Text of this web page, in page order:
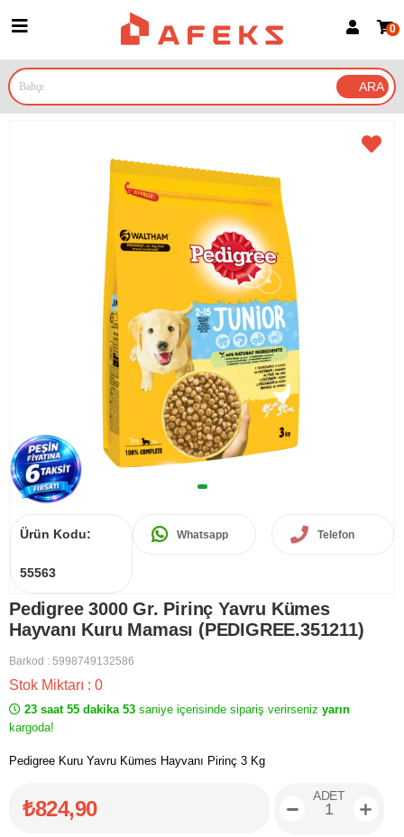
Google İle Bağlan
0
Ürün Kodu:
55563
Whatsapp Telefon
Pedigree 3000 Gr. Pirinç Yavru Kümes
Hayvanı Kuru Maması (PEDIGREE.351211)
Barkod : 5998749132586
Stok Miktarı : 0
23 saat 55 dakika 53 saniye içerisinde sipariş verirseniz yarın
kargoda!
Pedigree Kuru Yavru Kümes Hayvanı Pirinç 3 Kg
₺824,90
ADET